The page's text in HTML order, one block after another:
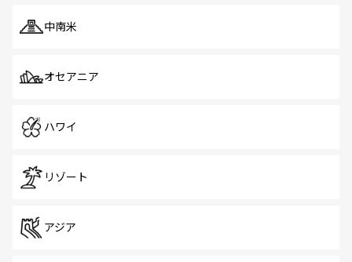
中南米
オセアニア
ハワイ
リゾート
アジア